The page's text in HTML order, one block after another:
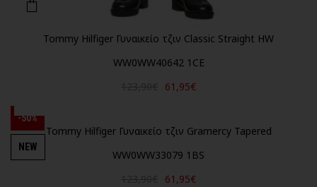
Tommy Hilfiger Γυναικείο τζιν Classic Straight HW
WW0WW40642 1CE
61,95€
-50%
NEW
Tommy Hilfiger Γυναικείο τζιν Gramercy Tapered
WW0WW33079 1BS
61,95€